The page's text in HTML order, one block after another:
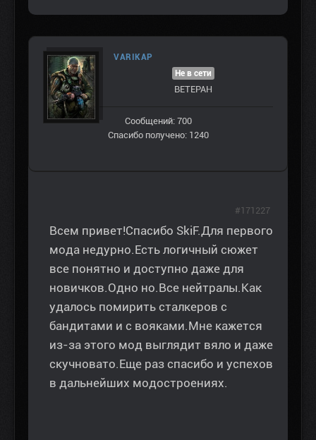
VARIKAP
Не в сети
ВЕТЕРАН
Сообщений: 700
Спасибо получено: 1240
Всем привет!Спасибо SkiF.Для первого
мода недурно.Есть логичный сюжет
все понятно и доступно даже для
новичков.Одно но.Все нейтралы.Как
удалось помирить сталкеров с
бандитами и с вояками.Мне кажется
из-за этого мод выглядит вяло и даже
скучновато.Еще раз спасибо и успехов
в дальнейших модостроениях.
#171227